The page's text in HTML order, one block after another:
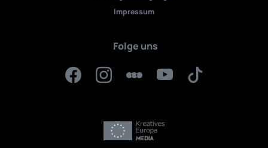
Impressum
Folge uns